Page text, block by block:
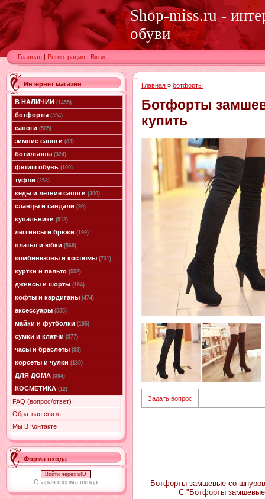
Shop-miss.ru -
обуви
Главная | Регистрация | Вход
Интернет магазин
В НАЛИЧИИ (1455)
ботфорты (394)
сапоги (505)
зимние сапоги (83)
ботильоны (324)
фетиш обувь (100)
туфли (253)
кеды и летние сапоги (300)
сланцы и сандали (99)
купальники (512)
леггинсы и брюки (199)
платья и юбки (568)
комбинезоны и костюмы (731)
куртки и пальто (552)
джинсы и шорты (194)
кофты и кардиганы (474)
аксессуары (505)
майки и футболки (105)
сумки и клатчи (377)
часы и браслеты (38)
корсеты и чулки (130)
ДЛЯ ДОМА (394)
КОСМЕТИКА (12)
FAQ (вопрос/ответ)
Обратная связь
Мы В Контакте
Форма входа
Войти через uID
Старая форма входа
Главная » ботфорты
Ботфорты
купить
Задать вопрос
Ботфорты замшевые со
С "Ботфорты замшевые